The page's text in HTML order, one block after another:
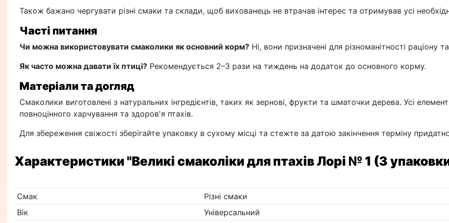
Також бажано чергувати різні смаки та склади, щоб вихованець не втрачав інтерес та отримував усі
Часті питання
Чи можна використовувати смаколики як основний корм? Ні, вони призначені для різноманітності раціону
Як часто можна давати їх птиці? Рекомендується 2–3 рази на тиждень на додаток до основного корму.
Матеріали та догляд
Смаколики виготовлені з натуральних інгредієнтів, таких як зернові, фрукти та шматочки дерева. Усі
повноцінного харчування та здоров'я птахів.
Для збереження свіжості зберігайте упаковку в сухому місці та стежте за датою закінчення терміну
Характеристики "Великі смаколіки для птахів Лорі № 1 (3
Смак
Різні смаки
Вік
Універсальний